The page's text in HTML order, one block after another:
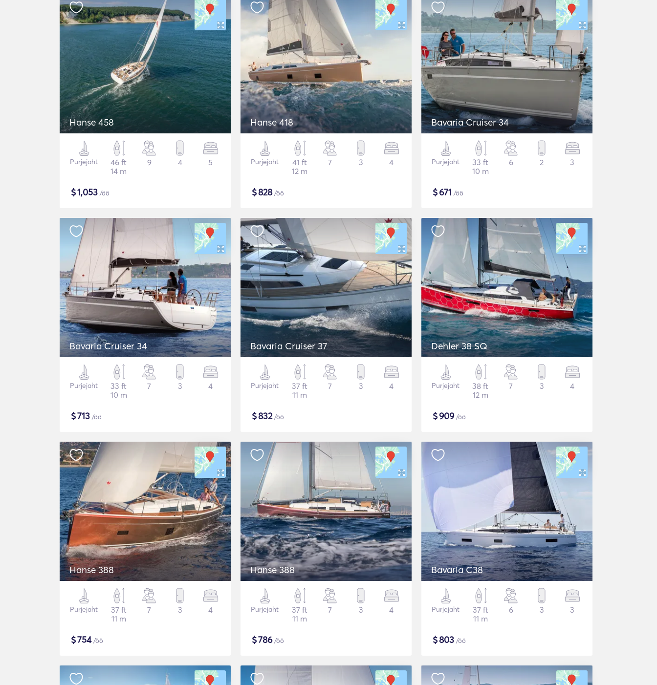
Hanse 458
Purjejaht
46 ft
14 m
9 4 5
$1,053 /öö
Hanse 418
Purjejaht
41 ft
12 m
7 3 4
$828/öö
Bavaria Cruiser 34
Purjejaht
33 ft
10 m
6 2 3
$671 /öö
Bavaria Cruiser 34
Purjejaht
33 ft
10 m
7 3 4
$713 /öö
Bavaria Cruiser 37
Purjejaht
37 ft
11 m
7 3 4
$832/öö
Dehler 38 SQ
Purjejaht
38 ft
12 m
7 3 4
$909/öö
Hanse 388
Purjejaht
37 ft
11 m
7 3 4
$754/öö
Hanse 388
Purjejaht
37 ft
11 m
7 3 4
$786/öö
Bavaria C38
Purjejaht
37 ft
11 m
6 3 3
$803 /öö